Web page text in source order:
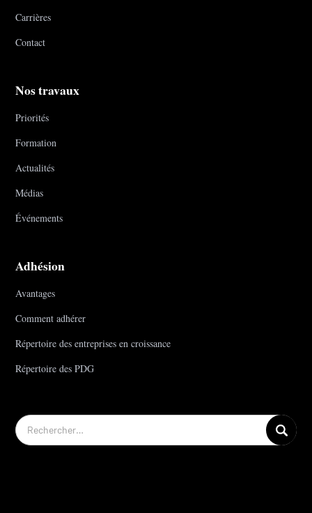
Carrières
Contact
Nos travaux
Priorités
Formation
Actualités
Médias
Événements
Adhésion
Avantages
Comment adhérer
Répertoire des entreprises en croissance
Répertoire des PDG